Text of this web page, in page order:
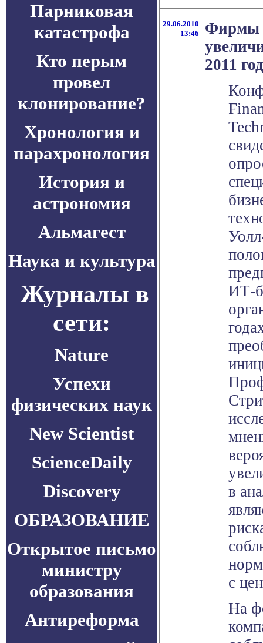
Парниковая
катастрофа
Кто перым
провел
клонирование?
Хронология и
парахронология
История и
астрономия
Альмагест
Наука и культура
Журналы в
сети:
Nature
Успехи
физических наук
New Scientist
ScienceDaily
Discovery
ОБРАЗОВАНИЕ
Открытое письмо
министру
образования
Антиреформа
29.06.2010
13:46
Фирмы
2011
ИТ-
в
с
На